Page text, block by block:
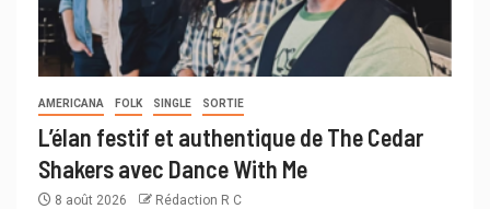
AMERICANA FOLK SINGLE SORTIE
L’élan festif et authentique de The Cedar
Shakers avec Dance With Me
8 août 2026 Rédaction R C